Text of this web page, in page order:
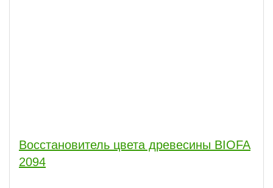
Восстановитель цвета древесины BIOFA
2094